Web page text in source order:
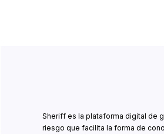
Sheriff es la plataforma digital de
riesgo que facilita la forma de